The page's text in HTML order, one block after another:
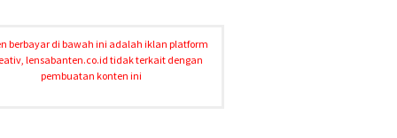
berbayar di bawah ini adalah iklan platform
lensabanten.co.id tidak terkait dengan
pembuatan konten ini